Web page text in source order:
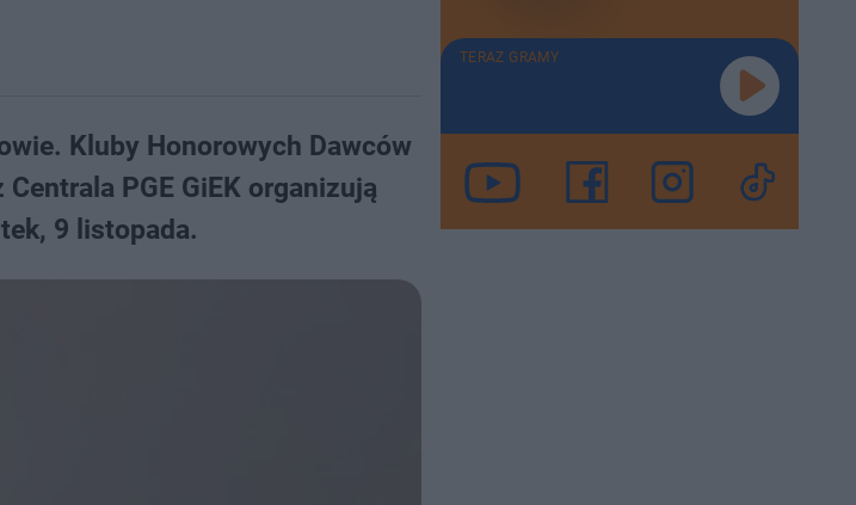
Kluby Honorowych Dawców
PGE GiEK organizują
9 listopada.
TERAZ GRAMY